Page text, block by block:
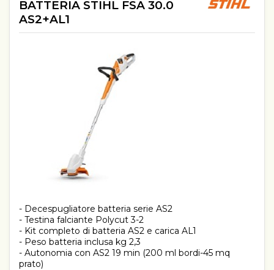
BATTERIA STIHL FSA 30.0
AS2+AL1
- Decespugliatore batteria serie AS2
- Testina falciante Polycut 3-2
- Kit completo di batteria AS2 e carica AL1
- Peso batteria inclusa kg 2,3
- Autonomia con AS2 19 min (200 ml bordi-45 mq
prato)